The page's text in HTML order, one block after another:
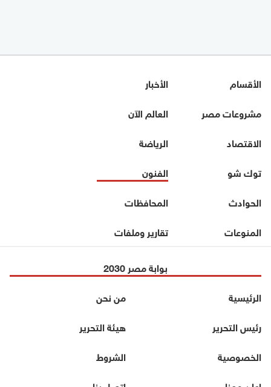
الأقسام
الأخبار
مشروعات مصر
العالم الآن
الاقتصاد
الرياضة
توك شو
الفنون
الحوادث
المحافظات
المنوعات
تقارير وملفات
بوابة مصر 2030
الرئيسية
من نحن
رئيس التحرير
هيئة التحرير
الخصوصية
الشروط